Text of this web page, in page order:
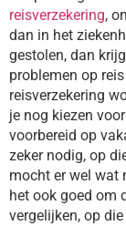
reisverzekering,
dan in het
gestolen, dan
problemen op
reisverzekering
je nog kiezen
voorbereid op
zeker nodig, op
mocht er wel wat
het ook goed om
vergelijken, op